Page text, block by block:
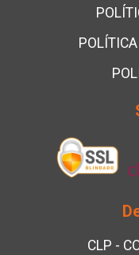
CLP -